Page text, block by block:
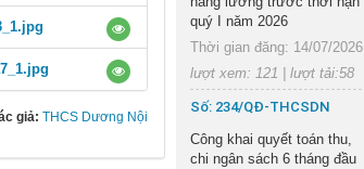
giả: THCS Dương Nội
quý I năm 2026
Thời gian đăng: 14/07/2026
lượt xem: 121 | lượt tải:58
Số: 234/QĐ-THCSDN
Công khai quyết toán thu,
chi ngân sách 6 tháng đầu